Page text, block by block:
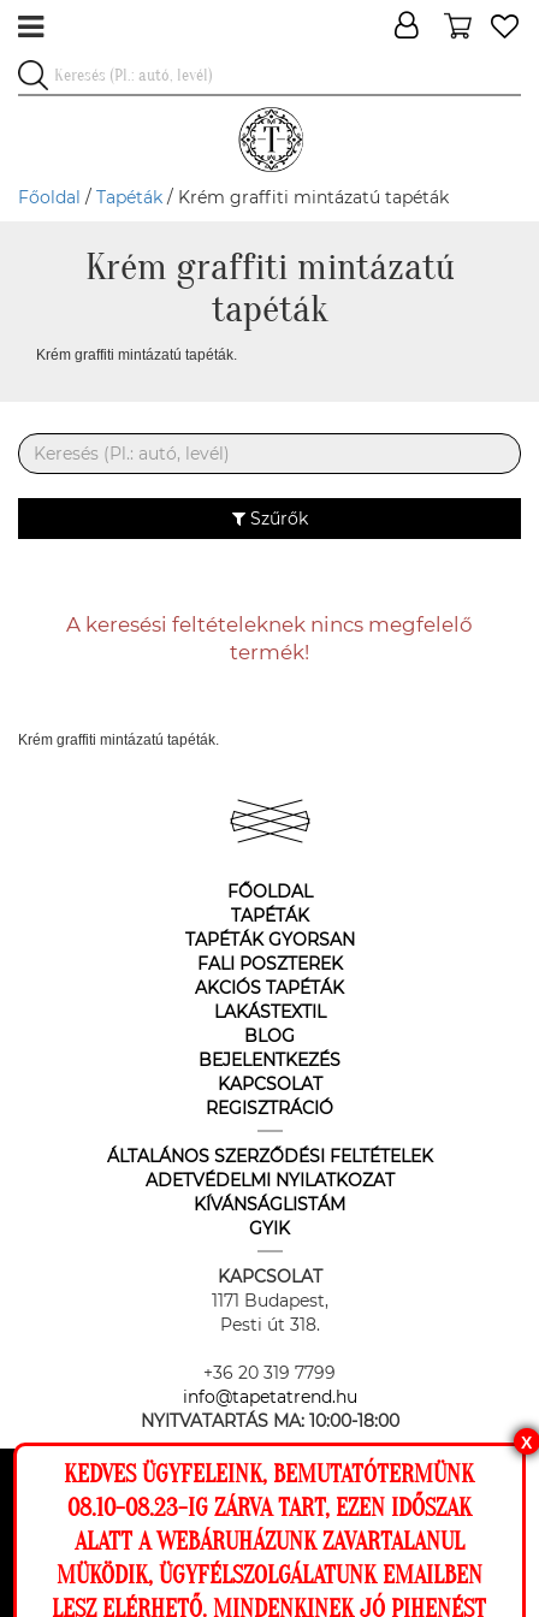
Ez a weboldal cookie-kat használ, hogy a
lehető legjobb élményt nyújtsa honlapunkon.
Beállítások
Főoldal / Tapéták / Krém graffiti mintázatú tapéták
Krém graffiti mintázatú
tapéták
Krém graffiti mintázatú tapéták.
Szűrők
A keresési feltételeknek nincs megfelelő
termék!
Krém graffiti mintázatú tapéták.
FŐOLDAL
TAPÉTÁK
TAPÉTÁK GYORSAN
FALI POSZTEREK
AKCIÓS TAPÉTÁK
LAKÁSTEXTIL
BLOG
BEJELENTKEZÉS
KAPCSOLAT
REGISZTRÁCIÓ
ÁLTALÁNOS SZERZŐDÉSI FELTÉTELEK
ADETVÉDELMI NYILATKOZAT
KÍVÁNSÁGLISTÁM
GYIK
KAPCSOLAT
1171 Budapest,
Pesti út 318.
+36 20 319 7799
info@tapetatrend.hu
NYITVATARTÁS MA: 10:00-18:00
Az online fizetést a Barion Payment Zrt. biztosítja, MNB engedély
száma: H-EN-I-1064/2013
X
KEDVES ÜGYFELEINK, BEMUTATÓTERMÜNK
08.10-08.23-IG ZÁRVA TART, EZEN IDŐSZAK
ALATT A WEBÁRUHÁZUNK ZAVARTALANUL
MÜKÖDIK, ÜGYFÉLSZOLGÁLATUNK EMAILBEN
LESZ ELÉRHETŐ. MINDENKINEK JÓ PIHENÉST